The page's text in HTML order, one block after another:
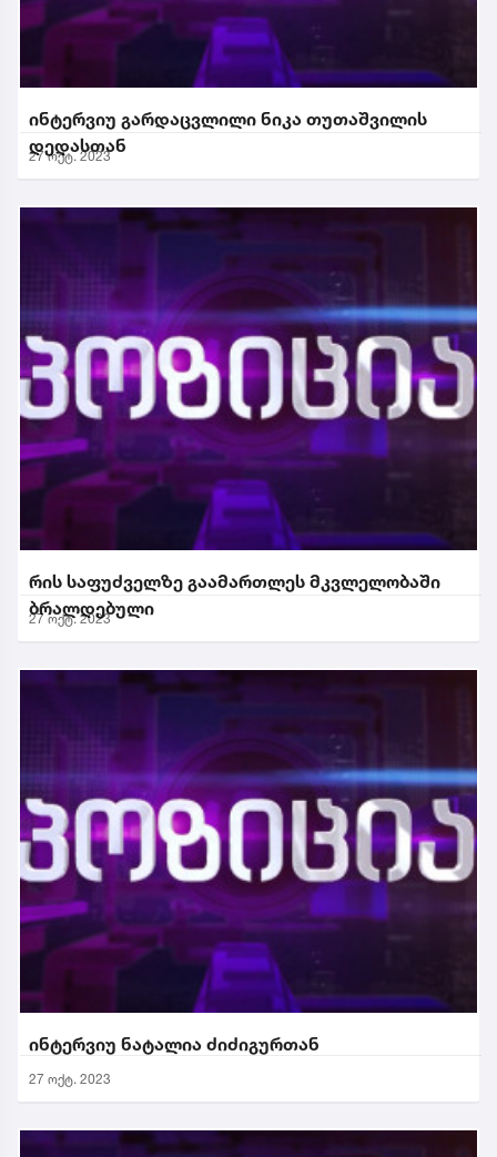
ინტერვიუ გარდაცვლილი ნიკა თუთაშვილის
დედასთან
27 ოქტ. 2023
რის საფუძველზე გაამართლეს მკვლელობაში
ბრალდებული
27 ოქტ. 2023
ინტერვიუ ნატალია ძიძიგურთან
27 ოქტ. 2023